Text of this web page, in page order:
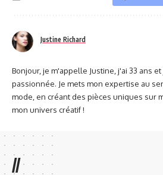
Justine Richard
Bonjour, je m'appelle Justine, j'ai 33 ans
passionnée. Je mets mon expertise au
mode, en créant des pièces uniques sur
mon univers créatif !
//